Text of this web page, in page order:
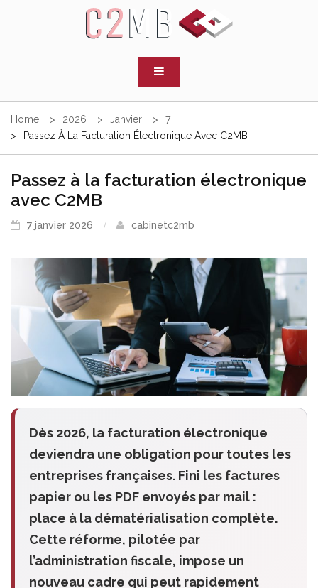
Home 2026 Janvier
7
Passez À La Facturation Électronique Avec C2MB
Passez à la facturation électronique
avec C2MB
7 janvier 2026 cabinetc2mb
Dès 2026, la facturation électronique
deviendra une obligation pour toutes les
entreprises françaises. Fini les factures
papier ou les PDF envoyés par mail :
place à la dématérialisation complète.
Cette réforme, pilotée par
l’administration fiscale, impose un
nouveau cadre qui peut rapidement